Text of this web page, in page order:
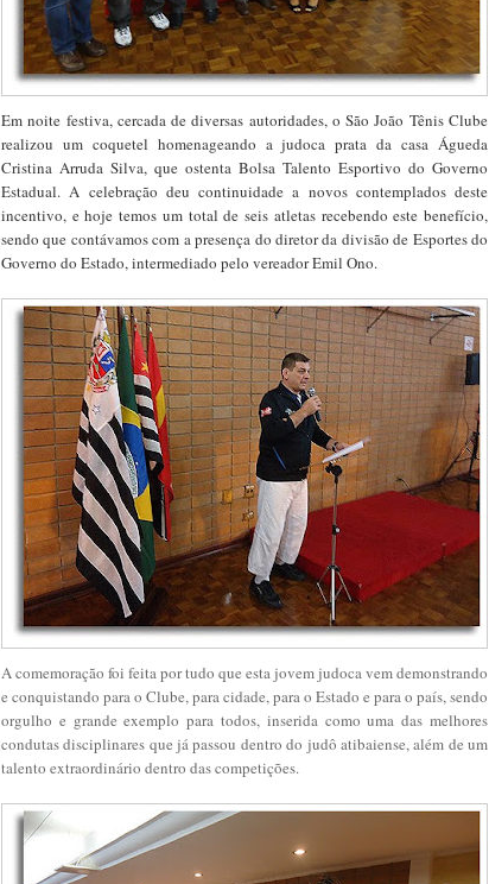
Em noite festiva, cercada de diversas autoridades, o São João Tênis Clube
realizou um coquetel homenageando a judoca prata da casa Águeda
Cristina Arruda Silva, que ostenta Bolsa Talento Esportivo do Governo
Estadual. A celebração deu continuidade a novos contemplados deste
incentivo, e hoje temos um total de seis atletas recebendo este benefício,
sendo que contávamos com a presença do diretor da divisão de Esportes do
Governo do Estado, intermediado pelo vereador Emil Ono.
A comemoração foi feita por tudo que esta jovem judoca vem demonstrando
e conquistando para o Clube, para cidade, para o Estado e para o país, sendo
orgulho e grande exemplo para todos, inserida como uma das melhores
condutas disciplinares que já passou dentro do judô atibaiense, além de um
talento extraordinário dentro das competições.